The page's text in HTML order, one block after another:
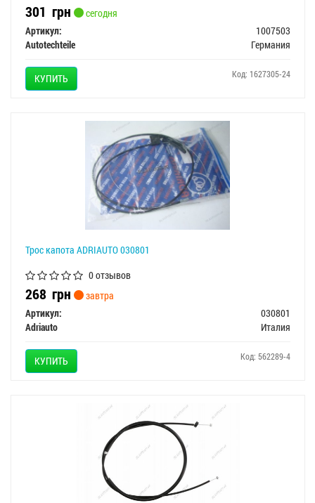
301 грн
сегодня
Артикул:
1007503
Autotechteile
Германия
КУПИТЬ Код: 1627305-24
Трос капота ADRIAUTO 030801
0 отзывов
268 грн
завтра
Артикул:
030801
Adriauto
Италия
КУПИТЬ Код: 562289-4